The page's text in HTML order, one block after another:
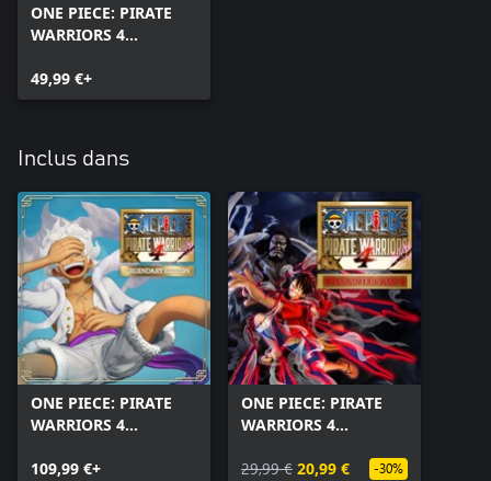
ONE PIECE: PIRATE
WARRIORS 4
49,99 €+
Inclus dans
ONE PIECE: PIRATE
WARRIORS 4
(Windows)
109,99 €+
ONE PIECE: PIRATE
WARRIORS 4
29,99 € 20,99 € -30%